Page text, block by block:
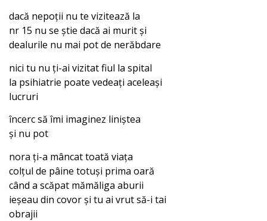
dacă nepoții nu te vizitează la
nr 15 nu se știe dacă ai murit și
dealurile nu mai pot de nerăbdare
nici tu nu ți-ai vizitat fiul la spital
la psihiatrie poate vedeați aceleași
lucruri
încerc să îmi imaginez liniștea
și nu pot
nora ți-a mâncat toată viața
colțul de pâine totuși prima oară
când a scăpat mămăliga aburii
ieșeau din covor și tu ai vrut să-i tai
obrajii